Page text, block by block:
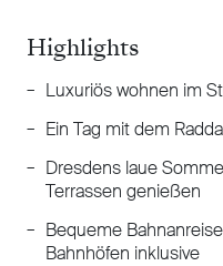
Highlights
Luxuriös wohnen im
Ein Tag mit dem
Dresdens laue
Terrassen genießen
Bequeme
Bahnhöfen inklusive